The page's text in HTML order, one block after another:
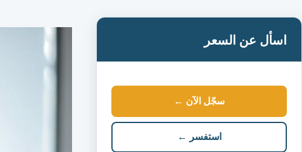
اسأل عن السعر
سجّل الآن ←
استفسر ←